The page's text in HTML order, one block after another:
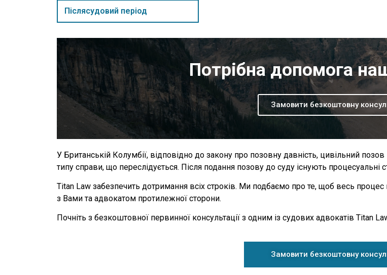
Післясудовий період
Потрібна допомога
Замовити безкоштовну
У Британській Колумбії, відповідно до закону про позовну давність, цивільний
типу справи, що переслідується. Після подання позову до суду існують процесуальні
Titan Law забезпечить дотримання всіх строків. Ми подбаємо про те, щоб весь
з Вами та адвокатом протилежної сторони.
Почніть з безкоштовної первинної консультації з одним із судових адвокатів Titan
Замовити безкоштовну